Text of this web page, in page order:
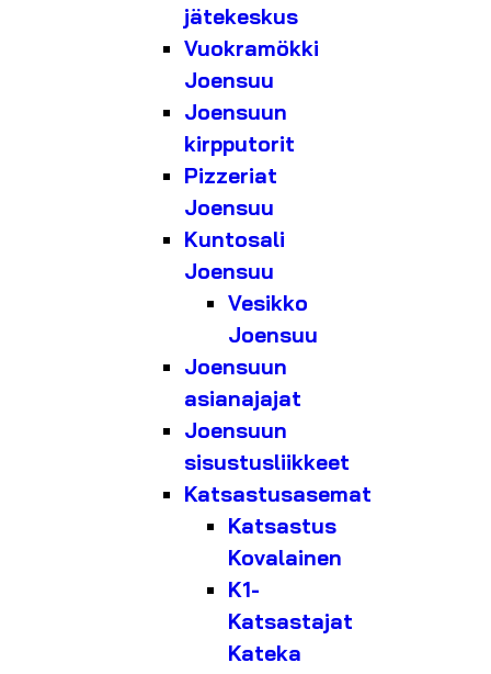
jätekeskus
Vuokramökki
Joensuu
Joensuun
kirpputorit
Pizzeriat
Joensuu
Kuntosali
Joensuu
Vesikko
Joensuu
Joensuun
asianajajat
Joensuun
sisustusliikkeet
Katsastusasemat
Katsastus
Kovalainen
K1-
Katsastajat
Kateka